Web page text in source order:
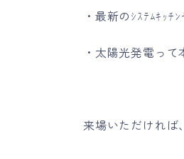
・最新のｼｽﾃﾑｷｯﾁ
・太陽光発電って
来場いただければ